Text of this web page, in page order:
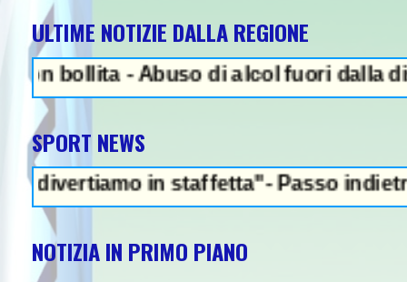
ULTIME NOTIZIE DALLA REGIONE
- Abuso di alcol fuori dalla
SPORT NEWS
in staffetta"- Passo indietro
NOTIZIA IN PRIMO PIANO